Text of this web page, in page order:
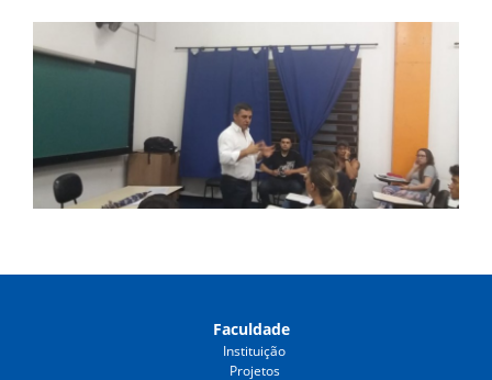
Faculdade
Instituição
Projetos